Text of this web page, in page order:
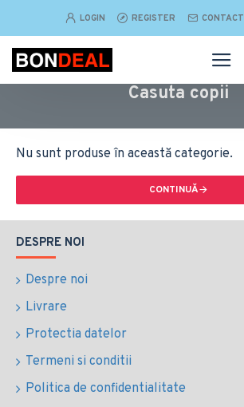
LOGIN REGISTER CONTACT
Casuta copii
Nu sunt produse în această categorie.
CONTINUĂ
DESPRE NOI
Despre noi
Livrare
Protectia datelor
Termeni si conditii
Politica de confidentialitate